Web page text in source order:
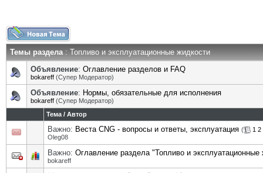
Темы раздела: Топливо и эксплуатационные жидкости
Объявление: Оглавление разделов и FAQ
bokareff (Супер Модератор)
Объявление: Нормы, обязательные для исполнения
bokareff (Супер Модератор)
Тема / Автор
Важно: Веста CNG - вопросы и ответы, эксплуатация ( 1 2
Oleg08
Важно: Оглавление раздела "Топливо и эксплуатационные
bokareff